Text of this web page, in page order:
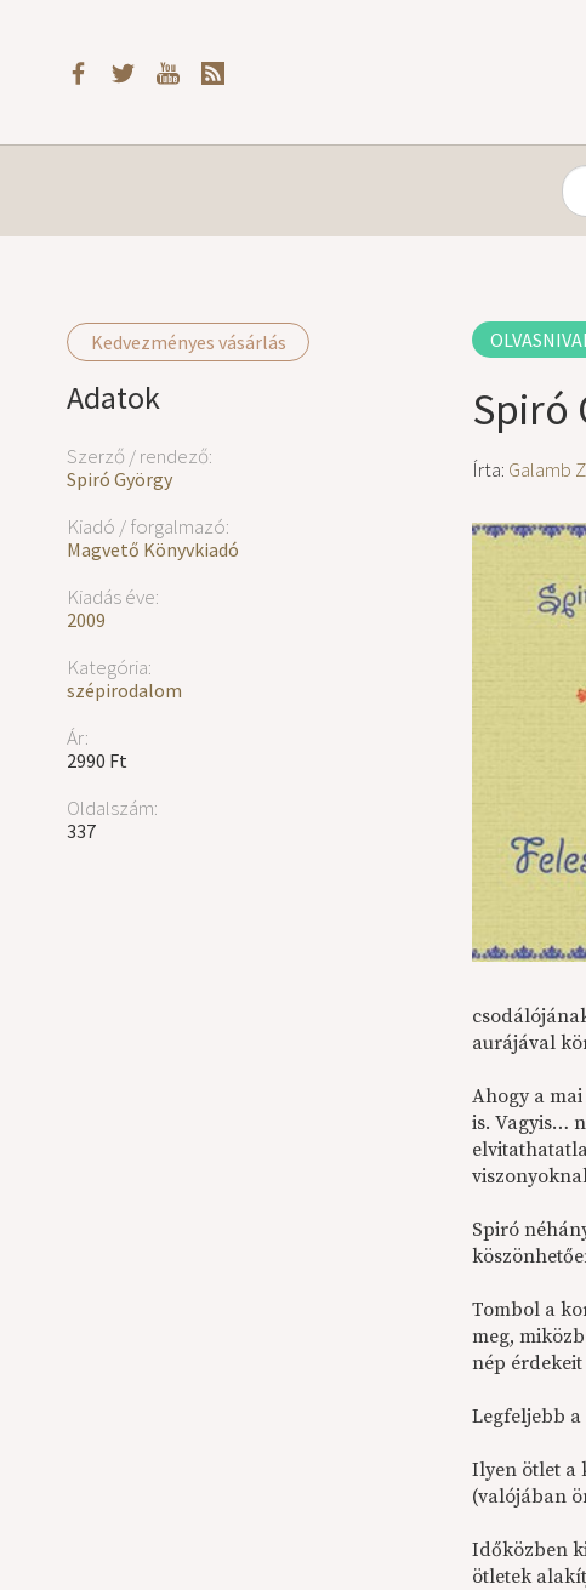
Kedvezményes vásárlás
Adatok
Szerző / rendező:
Spiró György
Kiadó / forgalmazó:
Magvető Könyvkiadó
Kiadás éve:
2009
Kategória:
szépirodalom
Ár:
2990 Ft
Oldalszám:
337
Spiró
Írta: Galamb
aurájával
Ahogy a
is. Vagyis…
Spiró
Tombol a
meg,
nép
Legfeljebb
Ilyen ötlet a
(valójában
Időközben
ötletek